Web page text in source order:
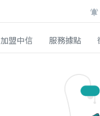
加盟中信 服務據點